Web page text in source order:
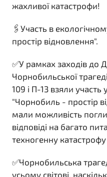
жахливої катастрофи!
🖇️Участь в
простір відновлення".
✅У рамках заходів до
Чорнобильської
109 і П-13 взяли
"Чорнобиль - простір
мали можливість
відповіді на багато
техногенну
✅Чорнобильська
усьому світові,